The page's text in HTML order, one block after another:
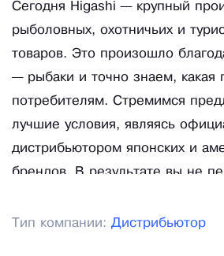
Сегодня Higashi — крупный
рыболовных, охотничьих и
товаров. Это произошло
— рыбаки и точно знаем, какая
потребителям. Стремимся
лучшие условия, являясь
дистрибьютором японских и
брендов. В результате вы не
производителя. Мы всегда
Тип компании: Дистрибьютор